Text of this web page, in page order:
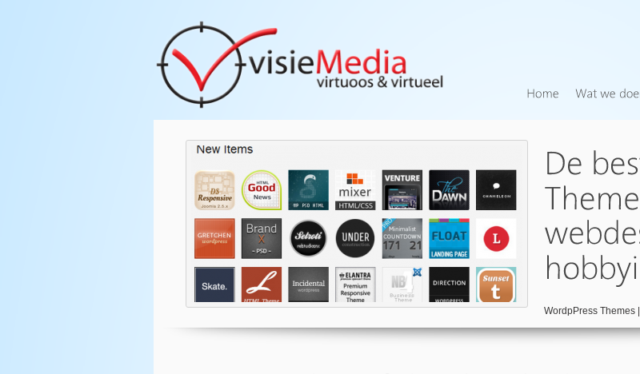
WordpPress Themes |